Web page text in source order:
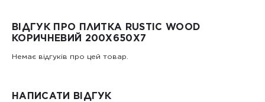
ВІДГУК ПРО ПЛИТКА RUSTIC WOOD
КОРИЧНЕВИЙ 200X650X7
Немає відгуків про цей товар.
НАПИСАТИ ВІДГУК